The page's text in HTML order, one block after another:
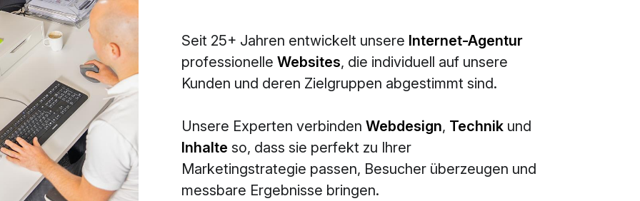
Seit 25+ Jahren entwickelt unsere Internet-Agentur
professionelle Websites, die individuell auf unsere
Kunden und deren Zielgruppen abgestimmt sind.
Unsere Experten verbinden Webdesign, Technik und
Inhalte so, dass sie perfekt zu Ihrer
Marketingstrategie passen, Besucher überzeugen und
messbare Ergebnisse bringen.